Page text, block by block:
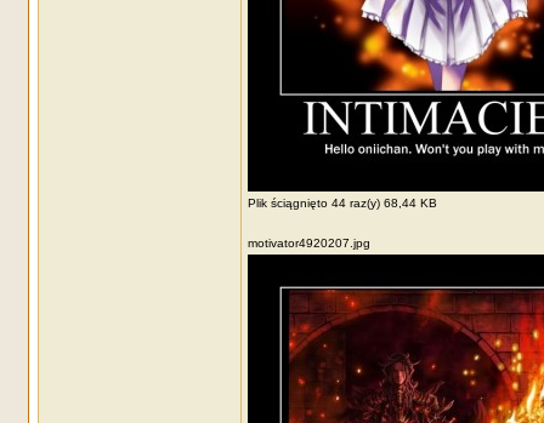
Plik ściągnięto 44 raz(y) 68,44 KB
motivator4920207.jpg